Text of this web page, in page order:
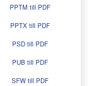
PPTM till PDF
PPTX till PDF
PSD till PDF
PUB till PDF
SFW till PDF